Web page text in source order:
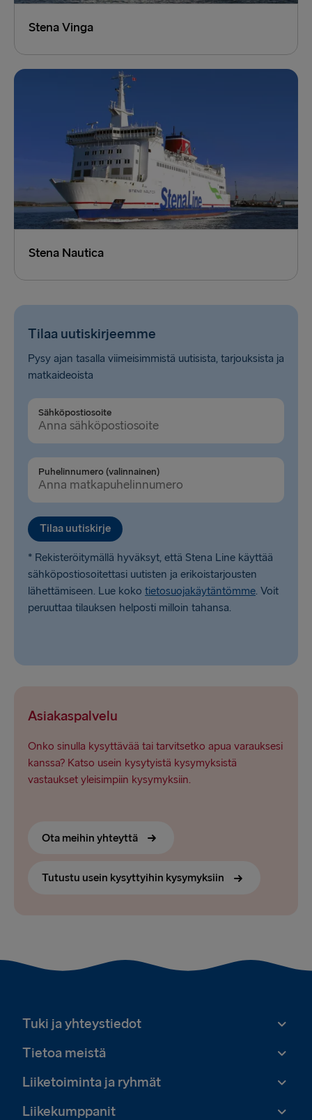
Stena Vinga
Stena Nautica
Tilaa uutiskirjeemme
Pysy ajan tasalla viimeisimmistä uutisista, tarjouksista ja
matkaideoista
Sähköpostiosoite
Puhelinnumero (valinnainen)
Tilaa uutiskirje
* Rekisteröitymällä hyväksyt, että Stena Line käyttää
sähköpostiosoitettasi uutisten ja erikoistarjousten
lähettämiseen. Lue koko tietosuojakäytäntömme. Voit
peruuttaa tilauksen helposti milloin tahansa.
Asiakaspalvelu
Onko sinulla kysyttävää tai tarvitsetko apua varauksesi
kanssa? Katso usein kysytyistä kysymyksistä
vastaukset yleisimpiin kysymyksiin.
Ota meihin yhteyttä
Tutustu usein kysyttyihin kysymyksiin
Tuki ja yhteystiedot
Tietoa meistä
Liiketoiminta ja ryhmät
Liikekumppanit